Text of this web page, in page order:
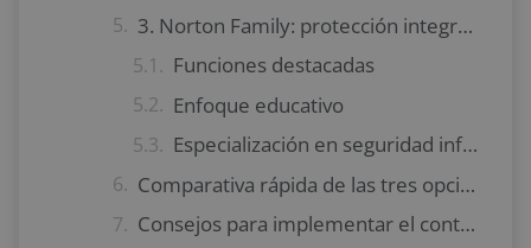
3. Norton Family: protección integral con enfoque educativo
Funciones destacadas
Enfoque educativo
Especialización en seguridad infantil
Comparativa rápida de las tres opciones
Consejos para implementar el control parental